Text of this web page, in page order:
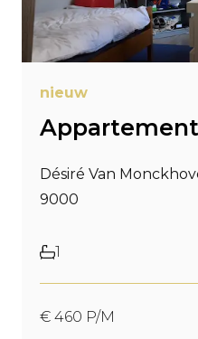
nieuw
Désiré Van
9000
1
€ 460 P/M